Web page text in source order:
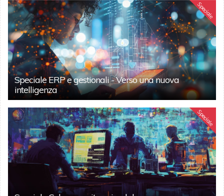
Speciale
Speciale ERP e gestionali - Verso una nuova
intelligenza
Speciale